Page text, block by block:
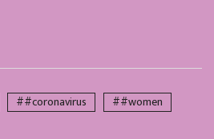
##coronavirus
##women